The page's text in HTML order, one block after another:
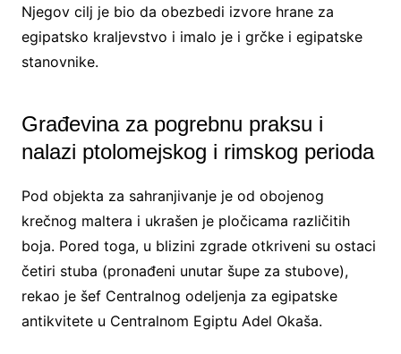
Njegov cilj je bio da obezbedi izvore hrane za
egipatsko kraljevstvo i imalo je i grčke i egipatske
stanovnike.
Građevina za pogrebnu praksu i
nalazi ptolomejskog i rimskog perioda
Pod objekta za sahranjivanje je od obojenog
krečnog maltera i ukrašen je pločicama različitih
boja. Pored toga, u blizini zgrade otkriveni su ostaci
četiri stuba (pronađeni unutar šupe za stubove),
rekao je šef Centralnog odeljenja za egipatske
antikvitete u Centralnom Egiptu Adel Okaša.